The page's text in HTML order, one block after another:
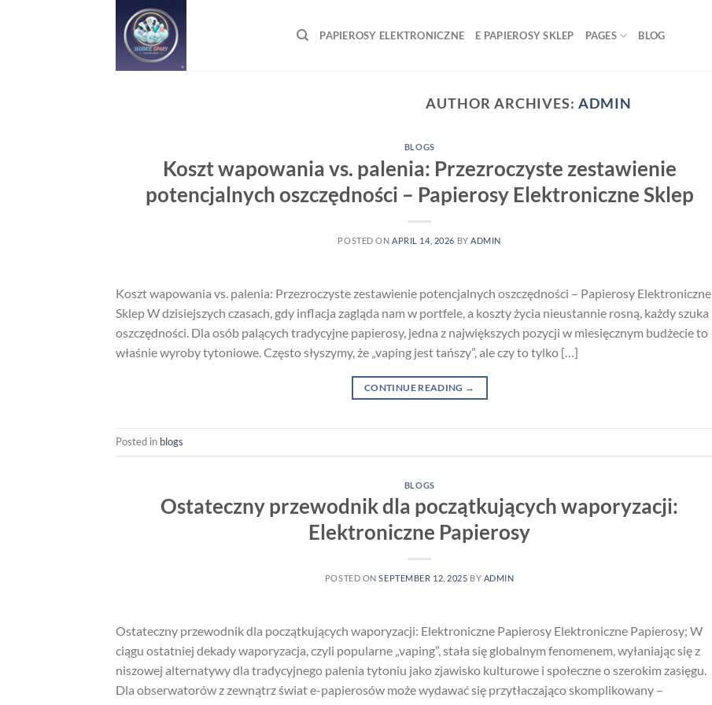
PAPIEROSY ELEKTRONICZNE E PAPIEROSY SKLEP PAGES BLOG
AUTHOR ARCHIVES:ADMIN
BLOGS
Koszt wapowania vs. palenia: Przezroczyste zestawienie
potencjalnych oszczędności – Papierosy Elektroniczne Sklep
POSTED ONAPRIL 14, 2026 BYADMIN
Koszt wapowania vs. palenia: Przezroczyste zestawienie potencjalnych oszczędności – Papierosy Elektroniczne
Sklep W dzisiejszych czasach, gdy inflacja zagląda nam w portfele, a koszty życia nieustannie rosną, każdy szuka
oszczędności. Dla osób palących tradycyjne papierosy, jedna z największych pozycji w miesięcznym budżecie to
właśnie wyroby tytoniowe. Często słyszymy, że „vaping jest tańszy”, ale czy to tylko […]
CONTINUE READING →
Posted in blogs
BLOGS
Ostateczny przewodnik dla początkujących waporyzacji:
Elektroniczne Papierosy
POSTED ONSEPTEMBER 12, 2025 BY ADMIN
Ostateczny przewodnik dla początkujących waporyzacji: Elektroniczne Papierosy Elektroniczne Papierosy; W
ciągu ostatniej dekady waporyzacja, czyli popularne „vaping”, stała się globalnym fenomenem, wyłaniając się z
niszowej alternatywy dla tradycyjnego palenia tytoniu jako zjawisko kulturowe i społeczne o szerokim zasięgu.
Dla obserwatorów z zewnątrz świat e-papierosów może wydawać się przytłaczająco skomplikowany –